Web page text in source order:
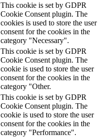
This cookie is set by GDPR
Cookie Consent plugin. The
cookies is used to store the user
consent for the cookies in the
category "Necessary".
This cookie is set by GDPR
Cookie Consent plugin. The
cookie is used to store the user
consent for the cookies in the
category "Other.
This cookie is set by GDPR
Cookie Consent plugin. The
cookie is used to store the user
consent for the cookies in the
category "Performance".